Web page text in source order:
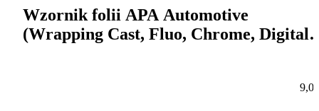
Wzornik folii APA Automotive
(Wrapping Cast, Fluo, Chrome, Digital